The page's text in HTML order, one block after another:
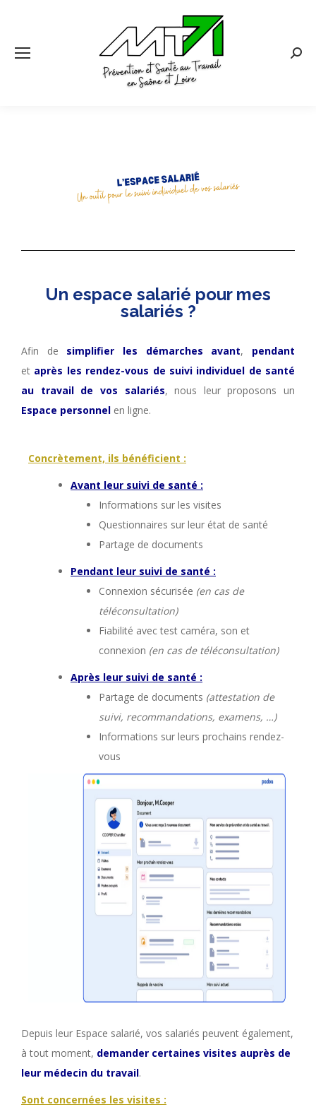
Un espace salarié pour mes
salariés ?
Afin de simplifier les démarches avant, pendant
et après les rendez-vous de suivi individuel de santé
au travail de vos salariés, nous leur proposons un
Espace personnel en ligne.
Concrètement, ils bénéficient :
Avant leur suivi de santé :
Informations sur les visites
Questionnaires sur leur état de santé
Partage de documents
Pendant leur suivi de santé :
Connexion sécurisée (en cas de
téléconsultation)
Fiabilité avec test caméra, son et
connexion (en cas de téléconsultation)
Après leur suivi de santé :
Partage de documents (attestation de
suivi, recommandations, examens, …)
Informations sur leurs prochains rendez-
vous
Depuis leur Espace salarié, vos salariés peuvent également,
à tout moment, demander certaines visites auprès de
leur médecin du travail.
Sont concernées les visites :